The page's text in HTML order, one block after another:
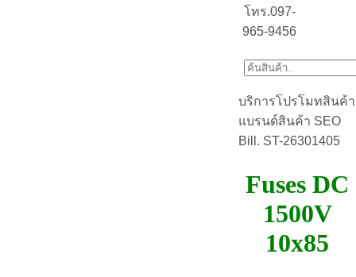
โทร.097-
965-9456
บริการโปรโมทสินค้า
แบรนด์สินค้า SEO
Bill. ST-26301405
Fuses DC
1500V
10x85